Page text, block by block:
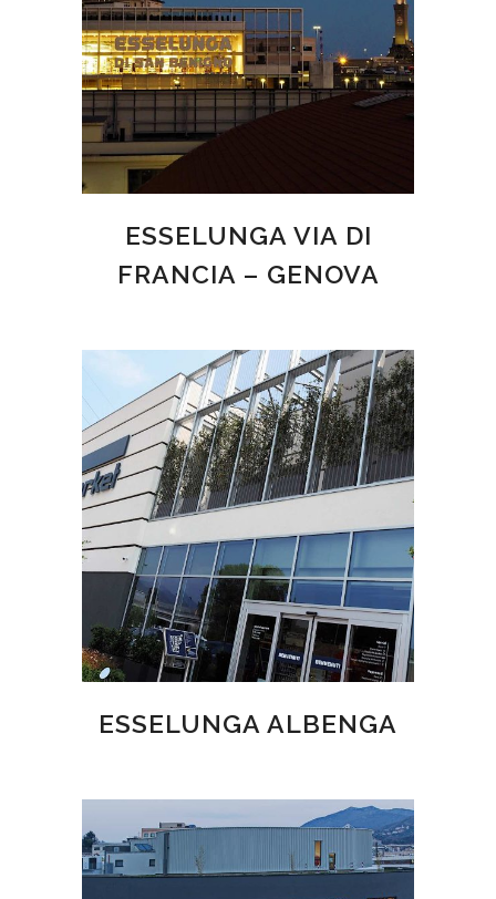
ESSELUNGA VIA DI
FRANCIA – GENOVA
ESSELUNGA ALBENGA